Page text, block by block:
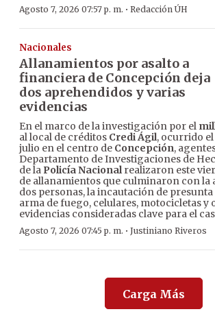
Agosto 7, 2026 07:57 p. m. · Redacción ÚH
Nacionales
Allanamientos por asalto a
financiera de Concepción deja
dos aprehendidos y varias
evidencias
En el marco de la investigación por el
al local de créditos Credi Ágil, ocurrido el
julio en el centro de Concepción,
Departamento de Investigaciones de
de la Policía Nacionalrealizaron este
de allanamientos que culminaron con la
dos personas, la incautación de
arma de fuego, celulares, motocicletas y
evidencias consideradas clave para el
Agosto 7, 2026 07:45 p. m. · Justiniano Riveros
Carga Más